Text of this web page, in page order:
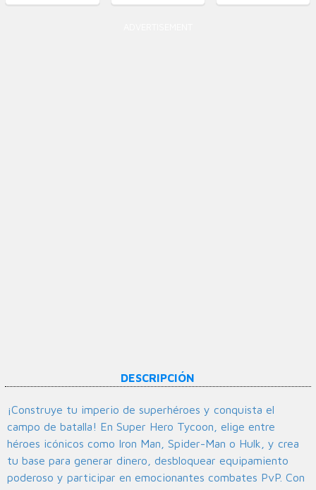
DESCRIPCIÓN
¡Construye tu imperio de superhéroes y conquista el
campo de batalla! En Super Hero Tycoon, elige entre
héroes icónicos como Iron Man, Spider-Man o Hulk, y crea
tu base para generar dinero, desbloquear equipamiento
poderoso y participar en emocionantes combates PvP. Con